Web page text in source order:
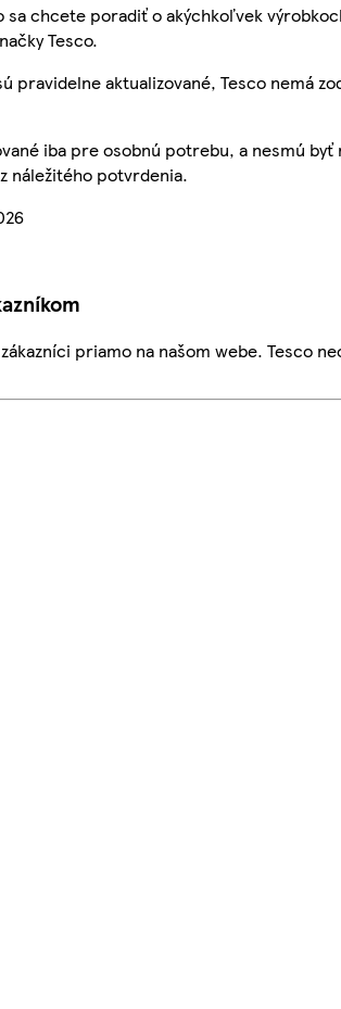
sa chcete poradiť o akýchkoľvek
Tesco.
pravidelne aktualizované, Tesco nemá
iba pre osobnú potrebu, a nesmú
náležitého potvrdenia.
priamo na našom webe. Tesco